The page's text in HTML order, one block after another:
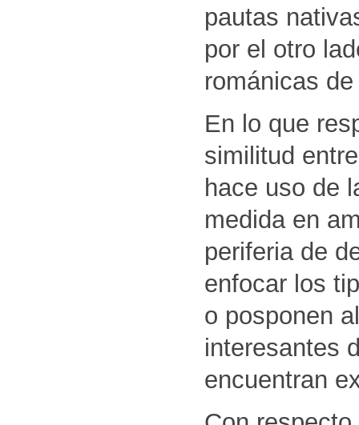
pautas
por el otro
románicas
En lo que
similitud
hace uso de
medida en
periferia de
enfocar los
o posponen
interesantes
encuentran